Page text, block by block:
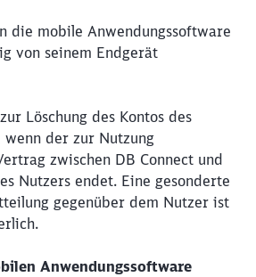
die mobile Anwendungssoftware
von seinem Endgerät
Löschung des Kontos des
der zur Nutzung
zwischen DB Connect und
Nutzers endet. Eine gesonderte
gegenüber dem Nutzer ist
Anwendungssoftware